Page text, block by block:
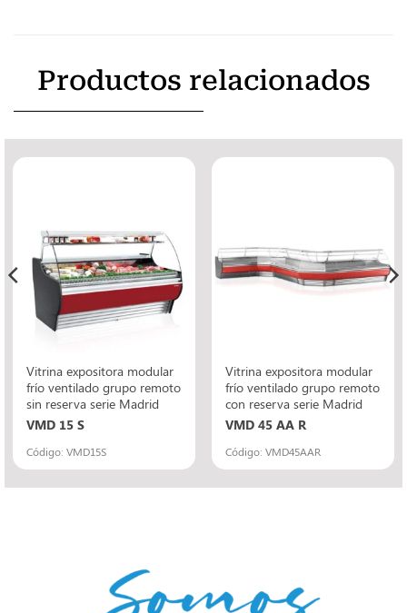
Productos relacionados
Vitrina expositora modular
frío ventilado grupo remoto
sin reserva serie Madrid
VMD 15 S
Código: VMD15S
Vitrina expositora modular
frío ventilado grupo remoto
con reserva serie Madrid
VMD 45 AA R
Código: VMD45AAR